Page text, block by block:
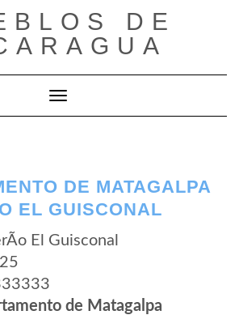
DE
Cambiar modo de navegación
DE MATAGALPA
EL GUISCONAL
El Guisconal
de Matagalpa